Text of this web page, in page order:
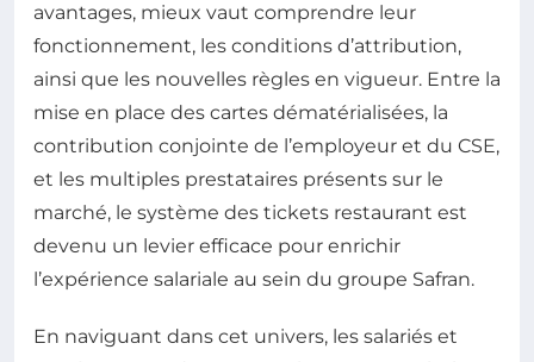
avantages, mieux vaut comprendre leur
fonctionnement, les conditions d’attribution,
ainsi que les nouvelles règles en vigueur. Entre la
mise en place des cartes dématérialisées, la
contribution conjointe de l’employeur et du CSE,
et les multiples prestataires présents sur le
marché, le système des tickets restaurant est
devenu un levier efficace pour enrichir
l’expérience salariale au sein du groupe Safran.
En naviguant dans cet univers, les salariés et